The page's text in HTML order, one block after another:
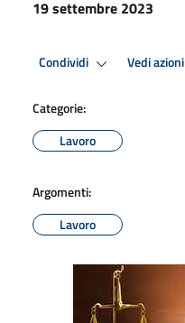
19 settembre 2023
Condividi Vedi azioni
Categorie:
Lavoro
Argomenti:
Lavoro